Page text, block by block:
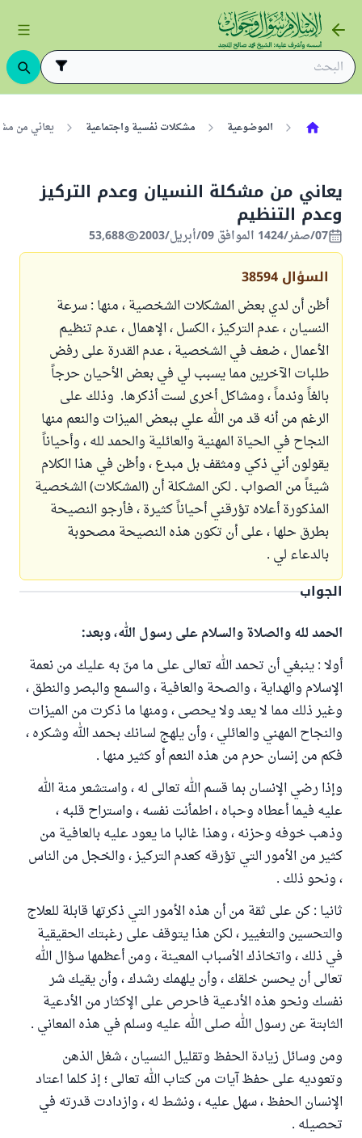
الموضوعية مشكلات نفسية واجتماعية يعاني من
يعاني من مشكلة النسيان وعدم التركيز
وعدم التنظيم
07/صفر/1424 الموافق 09/أبريل/2003 53,688
السؤال 38594
أظن أن لدي بعض المشكلات الشخصية ، منها : سرعة
النسيان ، عدم التركيز ، الكسل ، الإهمال ، عدم تنظيم
الأعمال ، ضعف في الشخصية ، عدم القدرة على رفض
طلبات الآخرين مما يسبب لي في بعض الأحيان حرجاً
بالغاً وندماً ، ومشاكل أخرى لست أذكرها. وذلك على
الرغم من أنه قد من الله علي ببعض الميزات والنعم منها
النجاح في الحياة المهنية والعائلية والحمد لله ، وأحياناً
يقولون أني ذكي ومثقف بل مبدع ، وأظن في هذا الكلام
شيئاً من الصواب . لكن المشكلة أن (المشكلات) الشخصية
المذكورة أعلاه تؤرقني أحياناً كثيرة ، فأرجو النصيحة
بطرق حلها ، على أن تكون هذه النصيحة مصحوبة
بالدعاء لي .
الجواب
الحمد لله والصلاة والسلام على رسول الله، وبعد:
أولا : ينبغي أن تحمد الله تعالى على ما منّ به عليك من نعمة
الإسلام والهداية ، والصحة والعافية ، والسمع والبصر والنطق ،
وغير ذلك مما لا يعد ولا يحصى ، ومنها ما ذكرت من الميزات
والنجاح المهني والعائلي ، وأن يلهج لسانك بحمد الله وشكره ،
فكم من إنسان حرم من هذه النعم أو كثير منها .
وإذا رضي الإنسان بما قسم الله تعالى له ، واستشعر منة الله
عليه فيما أعطاه وحباه ، اطمأنت نفسه ، واستراح قلبه ،
وذهب خوفه وحزنه ، وهذا غالبا ما يعود عليه بالعافية من
كثير من الأمور التي تؤرقه كعدم التركيز ، والخجل من الناس
، ونحو ذلك .
ثانيا : كن على ثقة من أن هذه الأمور التي ذكرتها قابلة للعلاج
والتحسين والتغيير ، لكن هذا يتوقف على رغبتك الحقيقية
في ذلك ، واتخاذك الأسباب المعينة ، ومن أعظمها سؤال الله
تعالى أن يحسن خلقك ، وأن يلهمك رشدك ، وأن يقيك شر
نفسك ونحو هذه الأدعية فاحرص على الإكثار من الأدعية
الثابتة عن رسول الله صلى الله عليه وسلم في هذه المعاني .
ومن وسائل زيادة الحفظ وتقليل النسيان ، شغل الذهن
وتعوديه على حفظ آيات من كتاب الله تعالى ؛ إذ كلما اعتاد
الإنسان الحفظ ، سهل عليه ، ونشط له ، وازدادت قدرته في
تحصيله .